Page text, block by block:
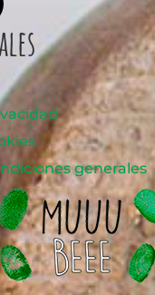
generales